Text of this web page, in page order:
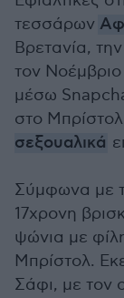
τεσσάρων
Βρετανία,
τον
μέσω
στο
σεξουαλικά
Σύμφωνα με
17χρονη
ψώνια με
Μπρίστολ.
Σάφι, με τον